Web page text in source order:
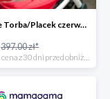
Babymule Torba/Placek czerwono-szara do wózka -50%
397.00 zł*